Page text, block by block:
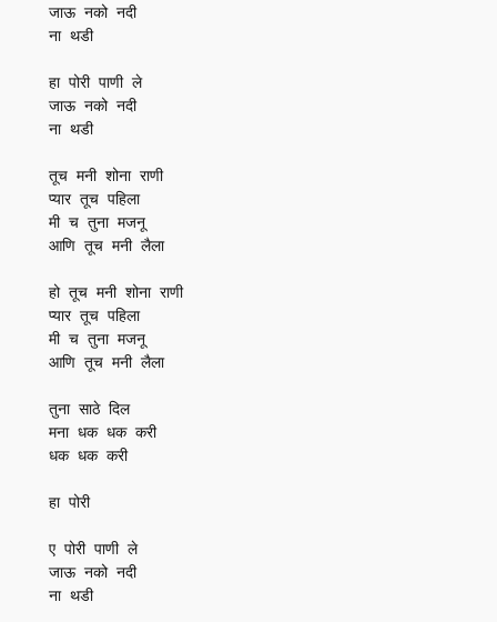
जाऊ नको नदी
ना थडी
हा पोरी पाणी ले
जाऊ नको नदी
ना थडी
तूच मनी शोना राणी
प्यार तूच पहिला
मी च तुना मजनू
आणि तूच मनी लैला
हो तूच मनी शोना राणी
प्यार तूच पहिला
मी च तुना मजनू
आणि तूच मनी लैला
तुना साठे दिल
मना धक धक करी
धक धक करी
हा पोरी
ए पोरी पाणी ले
जाऊ नको नदी
ना थडी